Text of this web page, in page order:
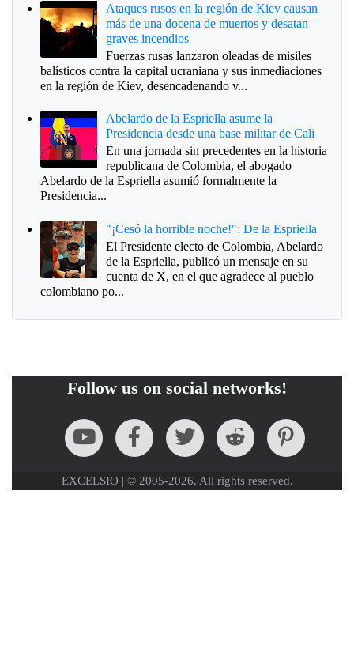
Ataques rusos en la región de Kiev causan
más de una docena de muertos y desatan
graves incendios
Fuerzas rusas lanzaron oleadas de misiles
balísticos contra la capital ucraniana y sus inmediaciones
en la región de Kiev, desencadenando v...
Abelardo de la Espriella asume la
Presidencia desde una base militar de Cali
En una jornada sin precedentes en la historia
republicana de Colombia, el abogado
Abelardo de la Espriella asumió formalmente la
Presidencia...
"¡Cesó la horrible noche!": De la Espriella
El Presidente electo de Colombia, Abelardo
de la Espriella, publicó un mensaje en su
cuenta de X, en el que agradece al pueblo
colombiano po...
Follow us on social networks!
EXCELSIO | © 2005-2026. All rights reserved.